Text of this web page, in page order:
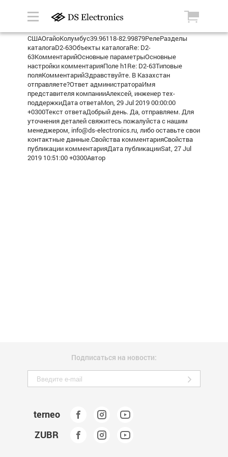
СШАОгайоКолумбус39.96118-82.99879РелеРазделы
каталогаD2-63Объекты каталогаRe: D2-
63КомментарийОсновные параметрыОсновные
настройки комментарияПоле h1Re: D2-63Типовые
поляКомментарийЗдравствуйте. В Казахстан
отправляете?Ответ администратораИмя
представителя компанииАлексей, инженер тех-
поддержкиДата ответаMon, 29 Jul 2019 00:00:00
+0300Текст ответаДобрый день. Да, отправляем. Для
уточнения деталей свяжитесь пожалуйста с нашим
менеджером, info@ds-electronics.ru, либо оставьте свои
контактные данные.Свойства комментарияСвойства
публикации комментарияДата публикацииSat, 27 Jul
2019 10:51:00 +0300Автор
Подписаться на новости:
terneo
ZUBR